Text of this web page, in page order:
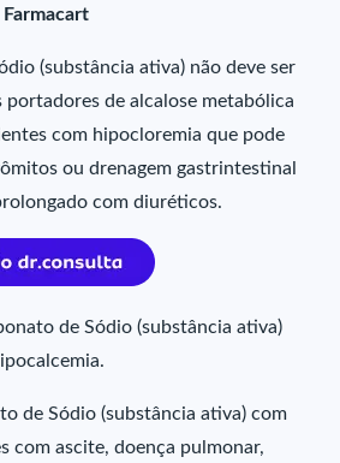
(substância ativa) não deve ser
portadores de alcalose metabólica
com hipocloremia que pode
ou drenagem gastrintestinal
com diuréticos.
de Sódio (substância ativa)
de Sódio (substância ativa) com
com ascite, doença pulmonar,